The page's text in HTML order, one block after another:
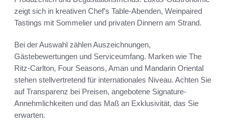
zeigt sich in kreativen Chef’s Table-Abenden, Weinpaired
Tastings mit Sommelier und privaten Dinnern am Strand.
Bei der Auswahl zählen Auszeichnungen,
Gästebewertungen und Serviceumfang. Marken wie The
Ritz-Carlton, Four Seasons, Aman und Mandarin Oriental
stehen stellvertretend für internationales Niveau. Achten Sie
auf Transparenz bei Preisen, angebotene Signature-
Annehmlichkeiten und das Maß an Exklusivität, das Sie
erwarten.